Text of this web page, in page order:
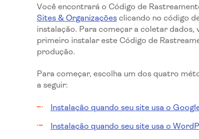
Você encontrará o Código de
Sites & Organizaçõesclicando no código
instalação. Para começar a coletar dados,
primeiro instalar este Código de
produção.
Para começar, escolha um dos quatro
a seguir:
Instalação quando seu site usa o
Instalação quando seu site usa o